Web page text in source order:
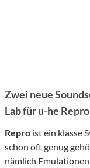
Zwei neue
Lab für u-he Repro
Repro ist ein klasse
schon oft genug
nämlich